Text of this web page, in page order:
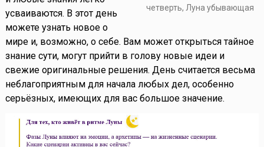
четверть, Луна убывающая
усваиваются. В этот день
можете узнать новое о
мире и, возможно, о себе. Вам может открыться тайное
знание сути, могут прийти в голову новые идеи и
свежие оригинальные решения. День считается весьма
неблагоприятным для начала любых дел, особенно
серьёзных, имеющих для вас большое значение.